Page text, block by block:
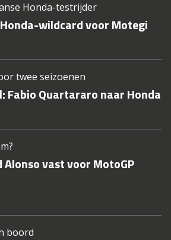
Honda-testrijder
wildcard voor Motegi
twee seizoenen
Fabio Quartararo naar Honda
Alonso vast voor MotoGP
boord